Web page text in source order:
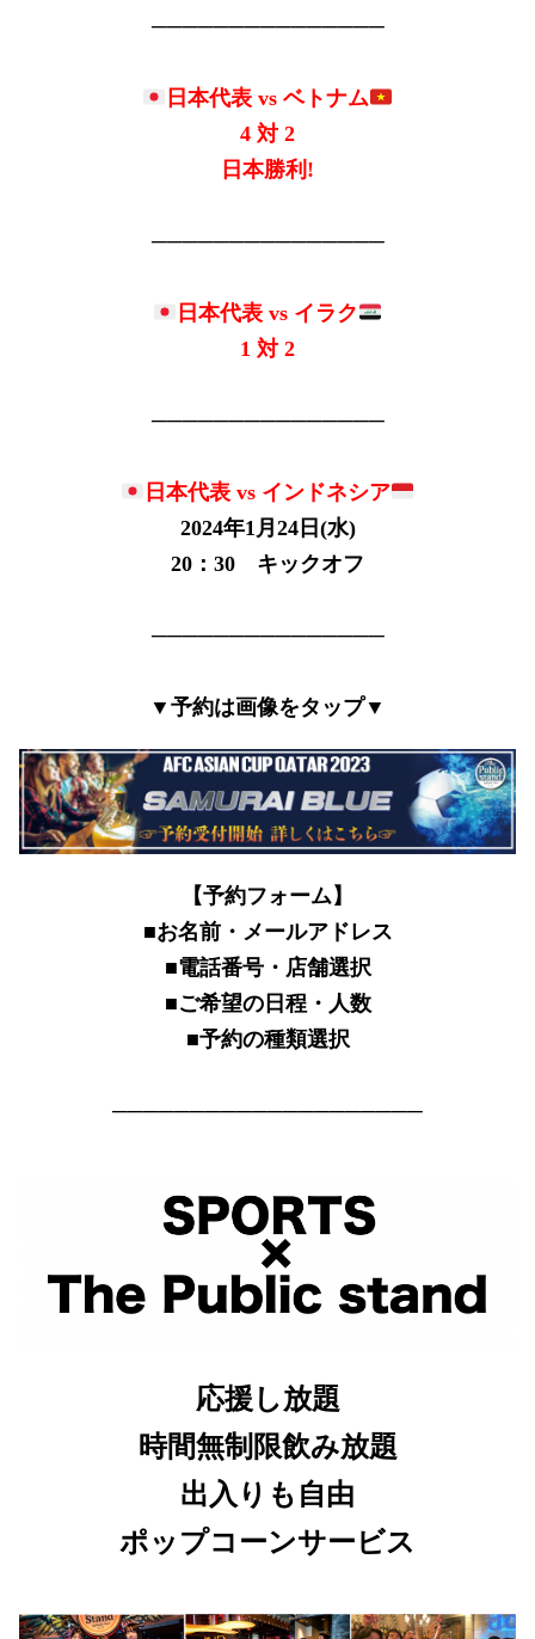
───────────────
日本代表 vs ベトナム
4 対 2
日本勝利!
───────────────
日本代表 vs イラク
1 対 2
───────────────
日本代表 vs インドネシア
2024年1月24日(水)
20：30 キックオフ
───────────────
▼予約は画像をタップ▼
【予約フォーム】
■お名前・メールアドレス
■電話番号・店舗選択
■ご希望の日程・人数
■予約の種類選択
────────────────────
応援し放題
時間無制限飲み放題
出入りも自由
ポップコーンサービス